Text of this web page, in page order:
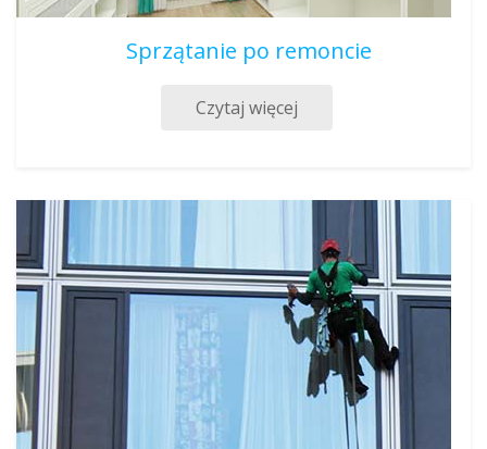
Sprzątanie po remoncie
Czytaj więcej